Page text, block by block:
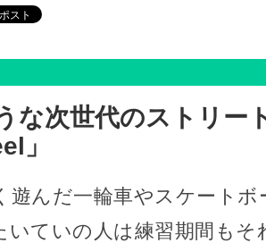
な次世代のストリー
」
遊んだ一輪車やスケート
いていの人は練習期間もそ